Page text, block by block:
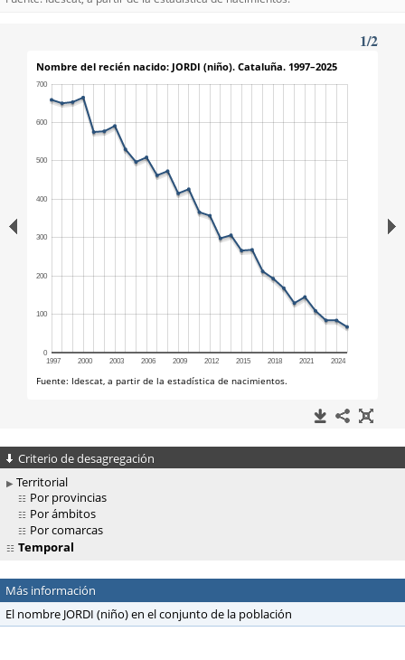
Criterio de desagregación
Territorial
Por provincias
Por ámbitos
Por comarcas
Temporal
Más información
El nombre JORDI (niño) en el conjunto de la población